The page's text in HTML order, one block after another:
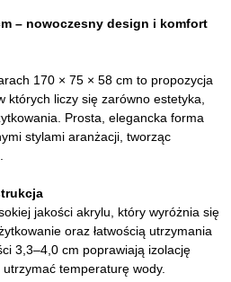
– nowoczesny design i komfort
170 × 75 × 58 cm to propozycja
których liczy się zarówno estetyka,
Prosta, elegancka forma
stylami aranżacji, tworząc
jakości akrylu, który wyróżnia się
oraz łatwością utrzymania
3,3–4,0 cm poprawiają izolację
temperaturę wody.